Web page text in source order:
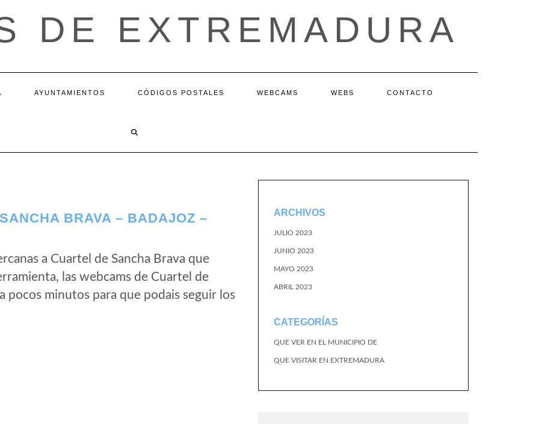
DE EXTREMADURA
AYUNTAMIENTOS CÓDIGOS POSTALES WEBCAMS WEBS CONTACTO
BRAVA – BADAJOZ –
a Cuartel de Sancha Brava que
las webcams de Cuartel de
pocos minutos para que podais seguir los
ARCHIVOS
JULIO 2023
JUNIO 2023
MAYO 2023
ABRIL 2023
CATEGORÍAS
QUE VER EN EL MUNICIPIO DE
QUE VISITAR EN EXTREMADURA